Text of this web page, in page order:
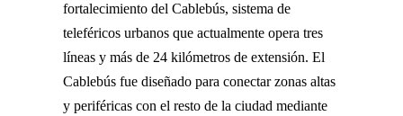
fortalecimiento del Cablebús, sistema de
teleféricos urbanos que actualmente opera tres
líneas y más de 24 kilómetros de extensión. El
Cablebús fue diseñado para conectar zonas altas
y periféricas con el resto de la ciudad mediante